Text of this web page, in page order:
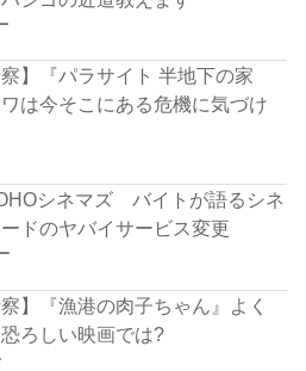
察】『パラサイト 半地下の家
は今そこにある危機に気づけ
シネマズ バイトが語るシネ
ドのヤバイサービス変更
察】『漁港の肉子ちゃん』よく
ろしい映画では?